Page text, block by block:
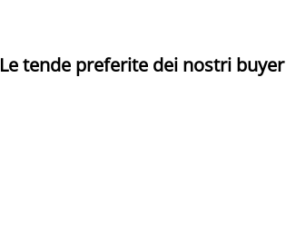
Le tende preferite dei nostri buyer